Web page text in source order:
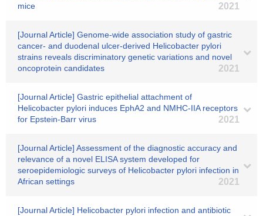
mice
2021
[Journal Article] Genome-wide association study of gastric
cancer- and duodenal ulcer-derived Helicobacter pylori
strains reveals discriminatory genetic variations and novel
oncoprotein candidates
2021
[Journal Article] Gastric epithelial attachment of
Helicobacter pylori induces EphA2 and NMHC‐IIA receptors
for Epstein‐Barr virus
2021
[Journal Article] Assessment of the diagnostic accuracy and
relevance of a novel ELISA system developed for
seroepidemiologic surveys of Helicobacter pylori infection in
African settings
2021
[Journal Article] Helicobacter pylori infection and antibiotic